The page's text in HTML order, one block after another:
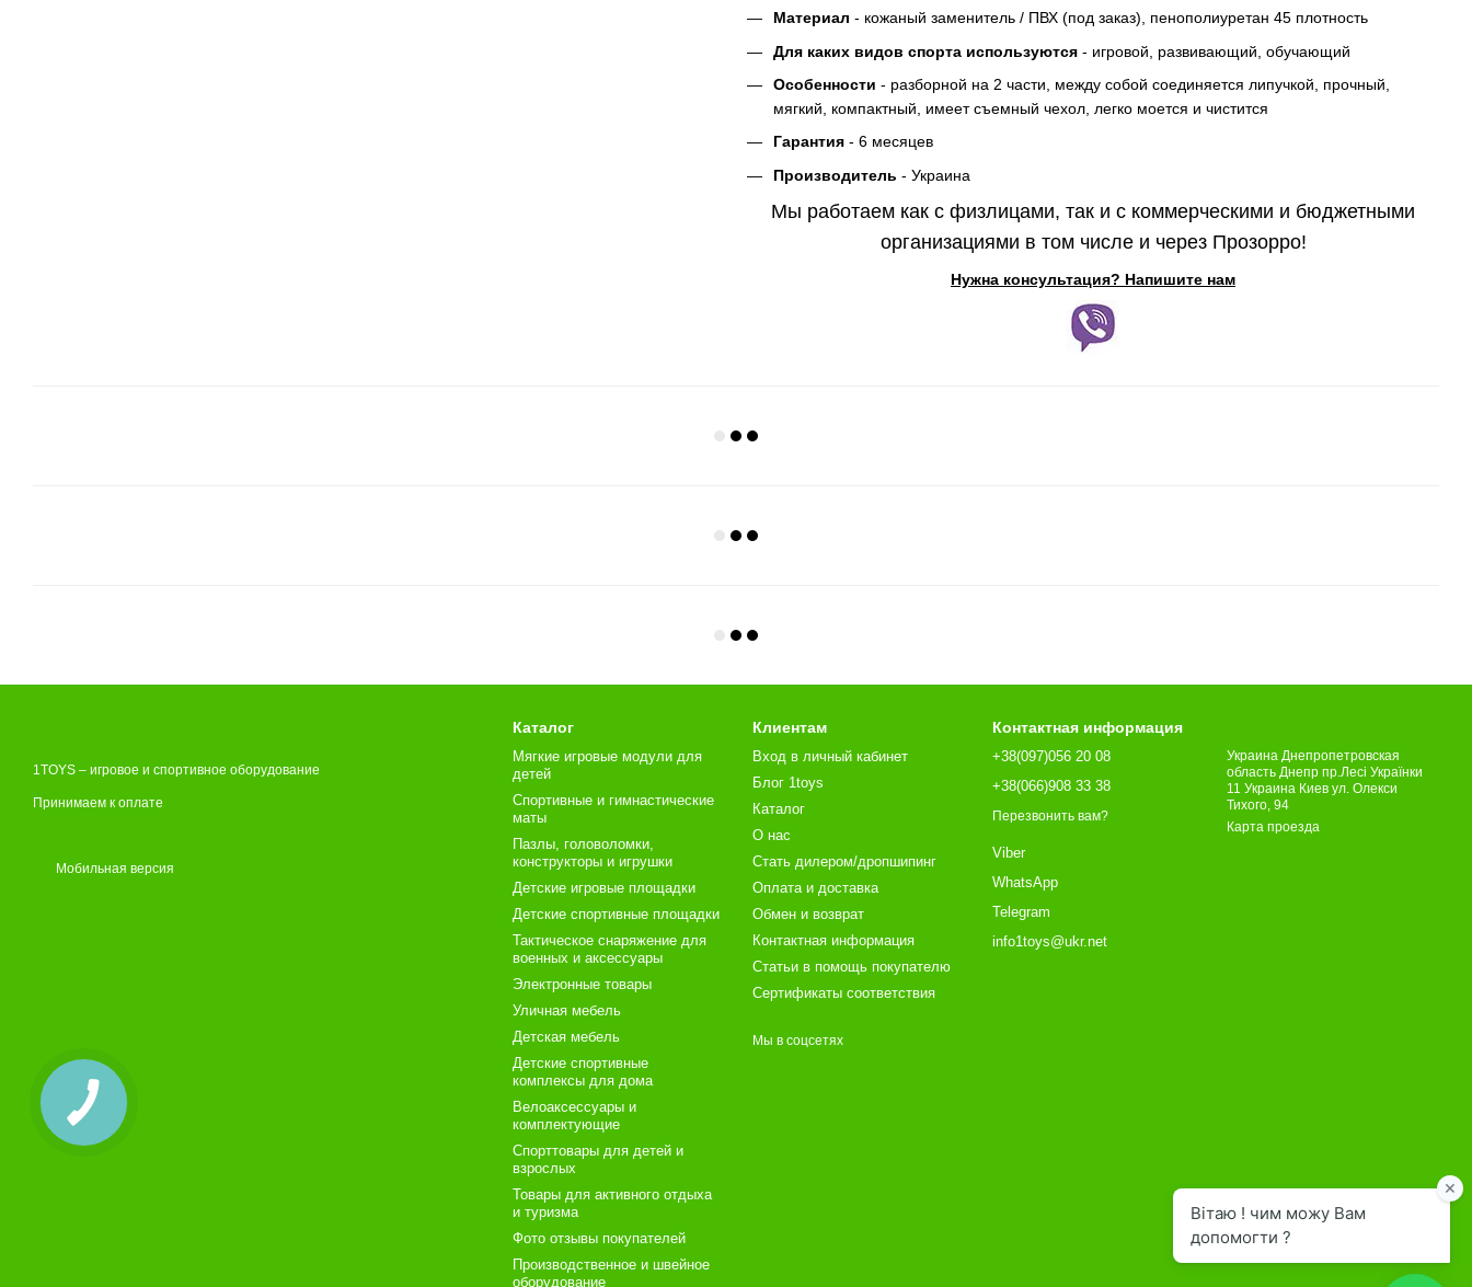
Материал - кожаный заменитель / ПВХ (под заказ), пенополиуретан 45 плотность
Для каких видов спорта используются - игровой, развивающий, обучающий
Особенности - разборной на 2 части, между собой соединяется липучкой, прочный,
мягкий, компактный, имеет съемный чехол, легко моется и чистится
Гарантия - 6 месяцев
Производитель - Украина
Мы работаем как с физлицами, так и с коммерческими и бюджетными
организациями в том числе и через Прозорро!
Нужна консультация? Напишите нам
1TOYS – игровое и спортивное оборудование
Принимаем к оплате
Мобильная версия
Каталог
Мягкие игровые модули для
детей
Спортивные и гимнастические
маты
Пазлы, головоломки,
конструкторы и игрушки
Детские игровые площадки
Детские спортивные площадки
Тактическое снаряжение для
военных и аксессуары
Электронные товары
Уличная мебель
Детская мебель
Детские спортивные
комплексы для дома
Велоаксессуары и
комплектующие
Спорттовары для детей и
взрослых
Товары для активного отдыха
и туризма
Фото отзывы покупателей
Производственное и швейное
оборудование
Клиентам
Вход в личный кабинет
Блог 1toys
Каталог
О нас
Стать дилером/дропшипинг
Оплата и доставка
Обмен и возврат
Контактная информация
Статьи в помощь покупателю
Сертификаты соответствия
Мы в соцсетях
Контактная информация
+38(097)056 20 08
+38(066)908 33 38
Перезвонить вам?
Viber
WhatsApp
Telegram
info1toys@ukr.net
Украина Днепропетровская
область Днепр пр.Лесі Українки
11 Украина Киев ул. Олекси
Тихого, 94
Карта проезда